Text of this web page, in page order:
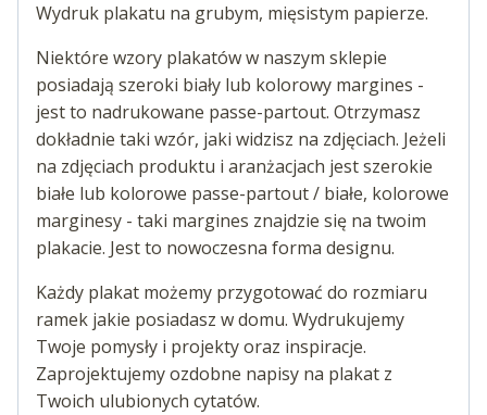
Wydruk plakatu na grubym, mięsistym papierze.
Niektóre wzory plakatów w naszym sklepie
posiadają szeroki biały lub kolorowy margines -
jest to nadrukowane passe-partout. Otrzymasz
dokładnie taki wzór, jaki widzisz na zdjęciach. Jeżeli
na zdjęciach produktu i aranżacjach jest szerokie
białe lub kolorowe passe-partout / białe, kolorowe
marginesy - taki margines znajdzie się na twoim
plakacie. Jest to nowoczesna forma designu.
Każdy plakat możemy przygotować do rozmiaru
ramek jakie posiadasz w domu. Wydrukujemy
Twoje pomysły i projekty oraz inspiracje.
Zaprojektujemy ozdobne napisy na plakat z
Twoich ulubionych cytatów.